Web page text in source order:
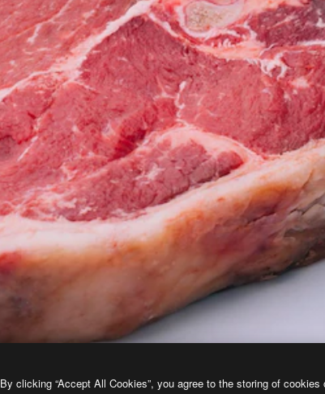
By clicking “Accept All Cookies”, you agree to the storing of